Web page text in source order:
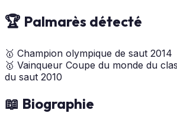
🏆 Palmarès détecté
🥇 Champion olympique de saut 2014
🥇 Vainqueur Coupe du monde du
du saut 2010
📖 Biographie